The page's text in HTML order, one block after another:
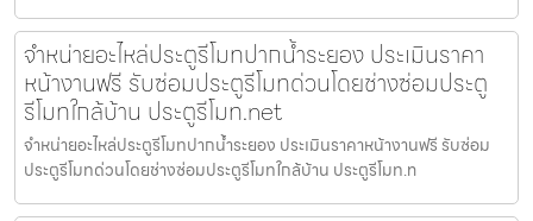
จำหน่ายอะไหล่ประตูรีโมทปากน้ำระยอง ประเมินราคา
หน้างานฟรี รับซ่อมประตูรีโมทด่วนโดยช่างซ่อมประตู
รีโมทใกล้บ้าน ประตูรีโมท.net
จำหน่ายอะไหล่ประตูรีโมทปากน้ำระยอง ประเมินราคาหน้างานฟรี รับซ่อม
ประตูรีโมทด่วนโดยช่างซ่อมประตูรีโมทใกล้บ้าน ประตูรีโมท.n